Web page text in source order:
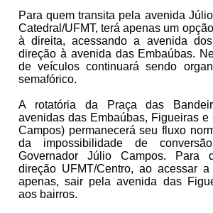
Para quem transita pela avenida
Catedral/UFMT, terá apenas um
à direita, acessando a avenida
direção à avenida das Embaúbas.
de veículos continuará sendo
semafórico.
A rotatória da Praça das
avenidas das Embaúbas, Figueiras e
Campos) permanecerá seu fluxo
da impossibilidade de
Governador Júlio Campos. Para
direção UFMT/Centro, ao acessar a
apenas, sair pela avenida das
aos bairros.